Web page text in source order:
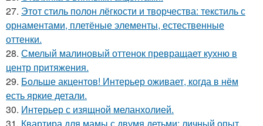
27. Этот стиль полон лёгкости и творчества: текстиль с
орнаментами, плетёные элементы, естественные
оттенки.
28. Смелый малиновый оттенок превращает кухню в
центр притяжения.
29. Больше акцентов! Интерьер оживает, когда в нём
есть яркие детали.
30. Интерьер с изящной меланхолией.